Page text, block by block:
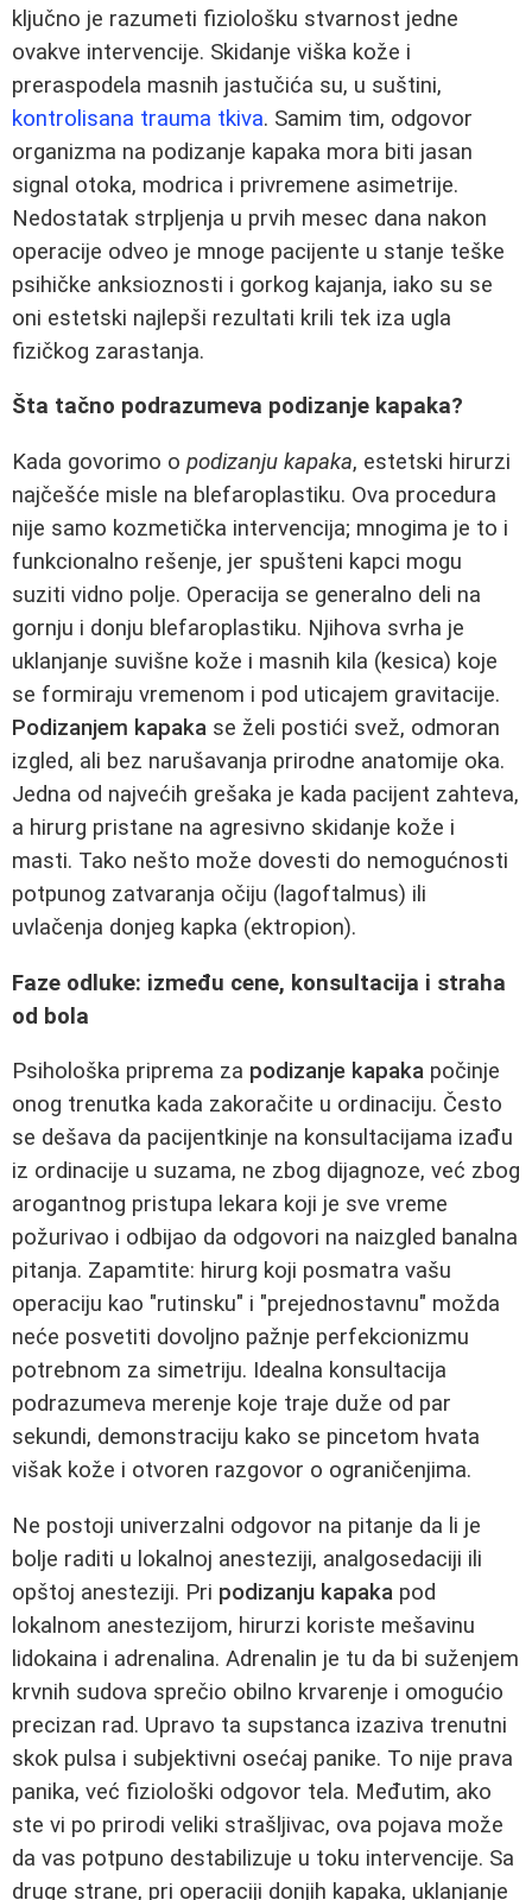
ključno je razumeti fiziološku stvarnost jedne
ovakve intervencije. Skidanje viška kože i
preraspodela masnih jastučića su, u suštini,
kontrolisana trauma tkiva. Samim tim, odgovor
organizma na podizanje kapaka mora biti jasan
signal otoka, modrica i privremene asimetrije.
Nedostatak strpljenja u prvih mesec dana nakon
operacije odveo je mnoge pacijente u stanje teške
psihičke anksioznosti i gorkog kajanja, iako su se
oni estetski najlepši rezultati krili tek iza ugla
fizičkog zarastanja.
Šta tačno podrazumeva podizanje kapaka?
Kada govorimo o podizanju kapaka, estetski hirurzi
najčešće misle na blefaroplastiku. Ova procedura
nije samo kozmetička intervencija; mnogima je to i
funkcionalno rešenje, jer spušteni kapci mogu
suziti vidno polje. Operacija se generalno deli na
gornju i donju blefaroplastiku. Njihova svrha je
uklanjanje suvišne kože i masnih kila (kesica) koje
se formiraju vremenom i pod uticajem gravitacije.
Podizanjem kapaka se želi postići svež, odmoran
izgled, ali bez narušavanja prirodne anatomije oka.
Jedna od najvećih grešaka je kada pacijent zahteva,
a hirurg pristane na agresivno skidanje kože i
masti. Tako nešto može dovesti do nemogućnosti
potpunog zatvaranja očiju (lagoftalmus) ili
uvlačenja donjeg kapka (ektropion).
Faze odluke: između cene, konsultacija i straha
od bola
Psihološka priprema za podizanje kapaka počinje
onog trenutka kada zakoračite u ordinaciju. Često
se dešava da pacijentkinje na konsultacijama izađu
iz ordinacije u suzama, ne zbog dijagnoze, već zbog
arogantnog pristupa lekara koji je sve vreme
požurivao i odbijao da odgovori na naizgled banalna
pitanja. Zapamtite: hirurg koji posmatra vašu
operaciju kao "rutinsku" i "prejednostavnu" možda
neće posvetiti dovoljno pažnje perfekcionizmu
potrebnom za simetriju. Idealna konsultacija
podrazumeva merenje koje traje duže od par
sekundi, demonstraciju kako se pincetom hvata
višak kože i otvoren razgovor o ograničenjima.
Ne postoji univerzalni odgovor na pitanje da li je
bolje raditi u lokalnoj anesteziji, analgosedaciji ili
opštoj anesteziji. Pri podizanju kapaka pod
lokalnom anestezijom, hirurzi koriste mešavinu
lidokaina i adrenalina. Adrenalin je tu da bi suženjem
krvnih sudova sprečio obilno krvarenje i omogućio
precizan rad. Upravo ta supstanca izaziva trenutni
skok pulsa i subjektivni osećaj panike. To nije prava
panika, već fiziološki odgovor tela. Međutim, ako
ste vi po prirodi veliki strašljivac, ova pojava može
da vas potpuno destabilizuje u toku intervencije. Sa
druge strane, pri operaciji donjih kapaka, uklanjanje